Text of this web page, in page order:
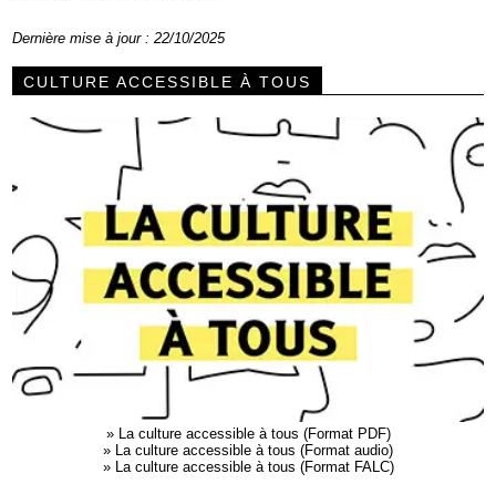
Dernière mise à jour : 22/10/2025
CULTURE ACCESSIBLE À TOUS
» La culture accessible à tous (Format PDF)
» La culture accessible à tous (Format audio)
» La culture accessible à tous (Format FALC)